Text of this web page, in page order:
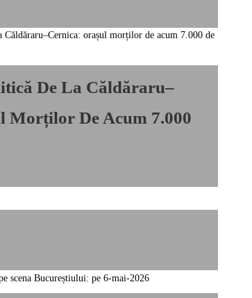
De La Căldăraru–
Morților De Acum 7.000